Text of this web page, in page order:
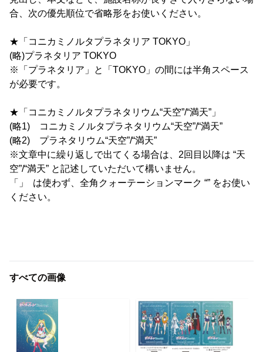
合、次の優先順位で省略形をお使いください。
★「コニカミノルタプラネタリア TOKYO」
(略)プラネタリア TOKYO
※「プラネタリア」と「TOKYO」の間には半角スペース
が必要です。
★「コニカミノルタプラネタリウム“天空”/“満天”」
(略1) コニカミノルタプラネタリウム“天空”/“満天”
(略2) プラネタリウム“天空”/“満天”
※文章中に繰り返しで出てくる場合は、2回目以降は “天
空”/“満天” と記述していただいて構いません。
「」 は使わず、全角クォーテーションマーク “” をお使い
ください。
すべての画像